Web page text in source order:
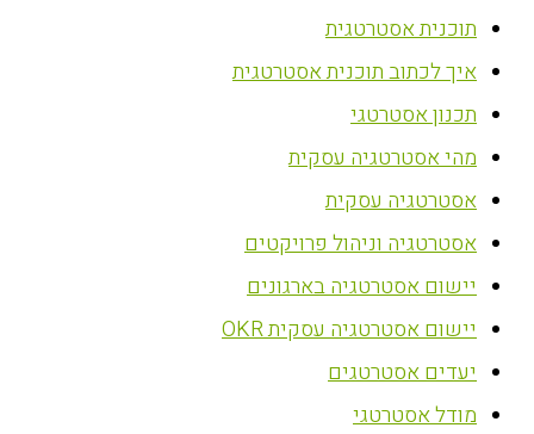
תוכנית אסטרטגית
איך לכתוב תוכנית אסטרטגית
תכנון אסטרטגי
מהי אסטרטגיה עסקית
אסטרטגיה עסקית
אסטרטגיה וניהול פרויקטים
יישום אסטרטגיה בארגונים
יישום אסטרטגיה עסקית OKR
יעדים אסטרטגים
מודל אסטרטגי